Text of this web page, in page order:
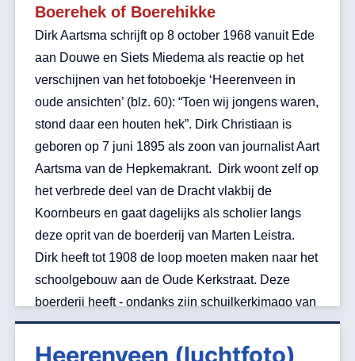
Boerehek of Boerehikke
Dirk Aartsma schrijft op 8 october 1968 vanuit Ede
aan Douwe en Siets Miedema als reactie op het
verschijnen van het fotoboekje ‘Heerenveen in
oude ansichten’ (blz. 60): “Toen wij jongens waren,
stond daar een houten hek”. Dirk Christiaan is
geboren op 7 juni 1895 als zoon van journalist Aart
Aartsma van de Hepkemakrant. Dirk woont zelf op
het verbrede deel van de Dracht vlakbij de
Koornbeurs en gaat dagelijks als scholier langs
deze oprit van de boerderij van Marten Leistra.
Dirk heeft tot 1908 de loop moeten maken naar het
schoolgebouw aan de Oude Kerkstraat. Deze
boerderij heeft - ondanks zijn schuilkerkimago van
de achteraflokatie - een bepaald rijke
geschiedenis. De eigenaresse mevr. de wed.
Heerenveen (luchtfoto)